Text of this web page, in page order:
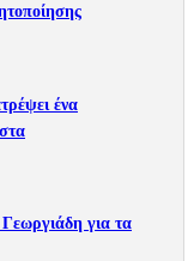
ένα
για τα